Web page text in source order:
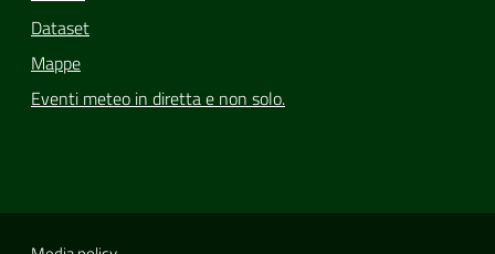
Dataset
Mappe
Eventi meteo in diretta e non solo.